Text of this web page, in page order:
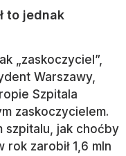
to jednak
„zaskoczyciel”,
Warszawy,
Szpitala
zaskoczycielem.
szpitalu, jak choćby
zarobił 1,6 mln